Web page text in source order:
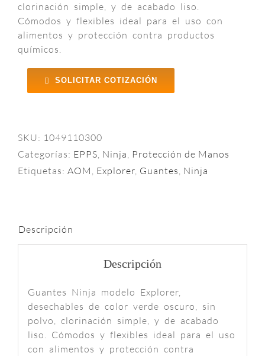
clorinación simple, y de acabado liso.
Cómodos y flexibles ideal para el uso con
alimentos y protección contra productos
químicos.
SOLICITAR COTIZACIÓN
SKU: 1049110300
Categorías: EPPS, Ninja, Protección de Manos
Etiquetas: AOM , Explorer, Guantes, Ninja
Descripción
Descripción
Guantes Ninja modelo Explorer,
desechables de color verde oscuro, sin
polvo, clorinación simple, y de acabado
liso. Cómodos y flexibles ideal para el uso
con alimentos y protección contra